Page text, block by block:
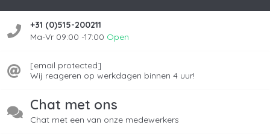
+31 (0)515-200211
Ma-Vr 09:00 -17:00 Open
[email protected]
Wij reageren op werkdagen binnen 4 uur!
Chat met ons
Chat met een van onze medewerkers